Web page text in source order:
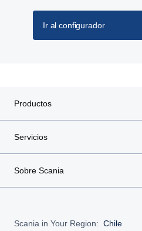
Ir al configurador
Productos
Servicios
Sobre Scania
Scania in Your Region: Chile